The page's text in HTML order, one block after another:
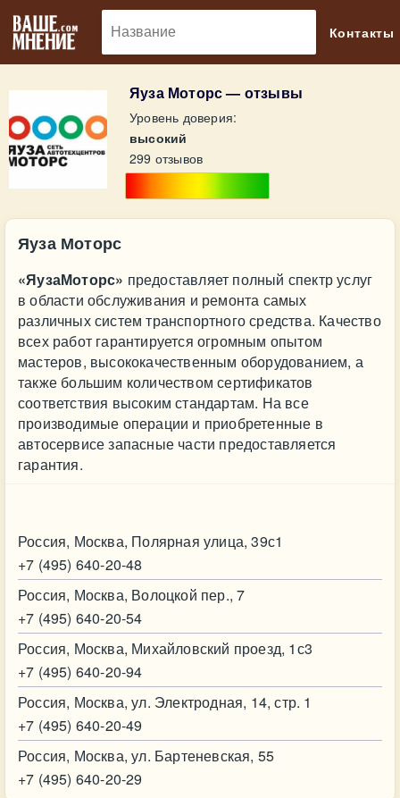
Контакты
Яуза Моторс — отзывы
Уровень доверия:
высокий
299 отзывов
Яуза Моторс
«ЯузаМоторс» предоставляет полный спектр услуг
в области обслуживания и ремонта самых
различных систем транспортного средства. Качество
всех работ гарантируется огромным опытом
мастеров, высококачественным оборудованием, а
также большим количеством сертификатов
соответствия высоким стандартам. На все
производимые операции и приобретенные в
автосервисе запасные части предоставляется
гарантия.
Россия, Москва, Полярная улица, 39с1
+7 (495) 640-20-48
Россия, Москва, Волоцкой пер., 7
+7 (495) 640-20-54
Россия, Москва, Михайловский проезд, 1с3
+7 (495) 640-20-94
Россия, Москва, ул. Электродная, 14, стр. 1
+7 (495) 640-20-49
Россия, Москва, ул. Бартеневская, 55
+7 (495) 640-20-29